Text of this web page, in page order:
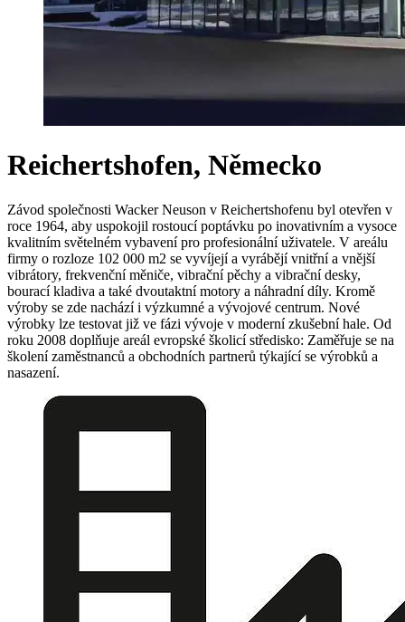
Reichertshofen, Německo
Závod společnosti Wacker Neuson v Reichertshofenu byl otevřen v
roce 1964, aby uspokojil rostoucí poptávku po inovativním a vysoce
kvalitním světelném vybavení pro profesionální uživatele. V areálu
firmy o rozloze 102 000 m2 se vyvíjejí a vyrábějí vnitřní a vnější
vibrátory, frekvenční měniče, vibrační pěchy a vibrační desky,
bourací kladiva a také dvoutaktní motory a náhradní díly. Kromě
výroby se zde nachází i výzkumné a vývojové centrum. Nové
výrobky lze testovat již ve fázi vývoje v moderní zkušební hale. Od
roku 2008 doplňuje areál evropské školicí středisko: Zaměřuje se na
školení zaměstnanců a obchodních partnerů týkající se výrobků a
nasazení.